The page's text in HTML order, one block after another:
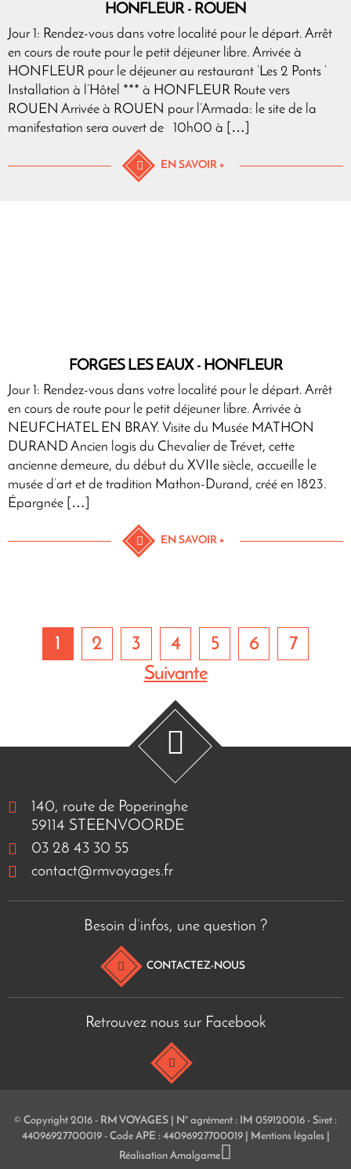
HONFLEUR - ROUEN
Jour 1: Rendez-vous dans votre localité pour le départ. Arrêt
en cours de route pour le petit déjeuner libre. Arrivée à
HONFLEUR pour le déjeuner au restaurant ‘Les 2 Ponts ‘
Installation à l’Hôtel *** à HONFLEUR Route vers
ROUEN Arrivée à ROUEN pour l’Armada: le site de la
manifestation sera ouvert de 10h00 à […]
EN SAVOIR +
FORGES LES EAUX - HONFLEUR
Jour 1: Rendez-vous dans votre localité pour le départ. Arrêt
en cours de route pour le petit déjeuner libre. Arrivée à
NEUFCHATEL EN BRAY. Visite du Musée MATHON
DURAND Ancien logis du Chevalier de Trévet, cette
ancienne demeure, du début du XVIIe siècle, accueille le
musée d’art et de tradition Mathon-Durand, créé en 1823.
Épargnée […]
EN SAVOIR +
1 2 3 4 5 6
7
Suivante
140, route de Poperinghe
59114 STEENVOORDE
03 28 43 30 55
contact@rmvoyages.fr
Besoin d’infos, une question ?
CONTACTEZ-NOUS
Retrouvez nous sur Facebook
© Copyright 2016 - RM VOYAGES | N° agrément : IM 059120016 - Siret :
44096927700019 - Code APE : 44096927700019 |
Mentions légales|
Réalisation Amalgame